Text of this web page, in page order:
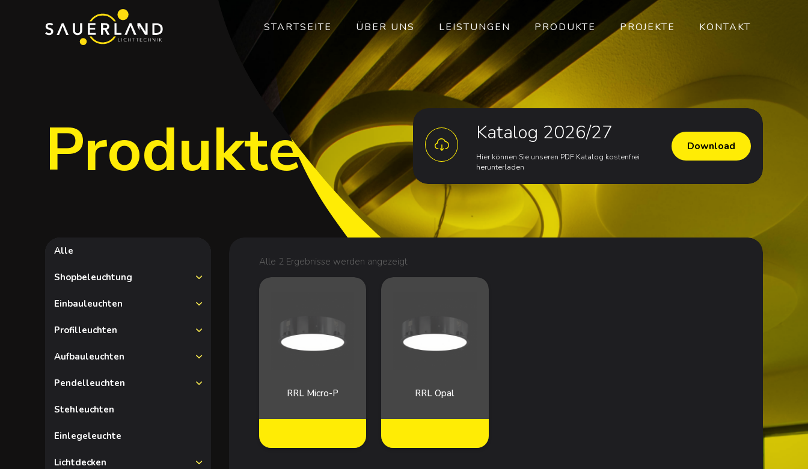
STARTSEITE ÜBER UNS LEISTUNGEN PRODUKTE PROJEKTE KONTAKT
Produkte Katalog 2026/27
Hier können Sie unseren PDF Katalog kostenfrei
herunterladen
Download
Alle
Shopbeleuchtung
Einbauleuchten
Profilleuchten
Aufbauleuchten
Pendelleuchten
Stehleuchten
Einlegeleuchte
Lichtdecken
Alle 2 Ergebnisse werden angezeigt
RRL Micro-P RRL Opal